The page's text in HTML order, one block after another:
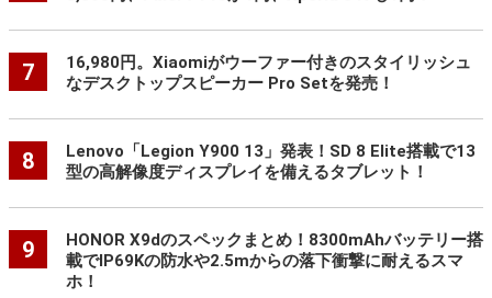
7
16,980円。Xiaomiがウーファー付きのスタイリッシュ
なデスクトップスピーカー Pro Setを発売！
8
Lenovo「Legion Y900 13」発表！SD 8 Elite搭載で13
型の高解像度ディスプレイを備えるタブレット！
9
HONOR X9dのスペックまとめ！8300mAhバッテリー搭
載でIP69Kの防水や2.5mからの落下衝撃に耐えるスマ
ホ！